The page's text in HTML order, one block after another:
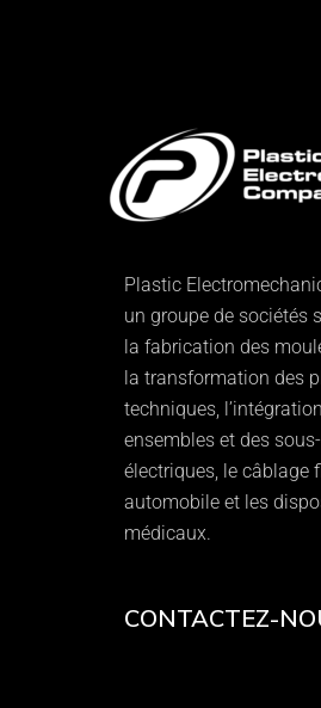
Plastic
un groupe de sociétés
la fabrication des
la transformation des
techniques,
ensembles et des
électriques, le câblage
automobile et les
médicaux.
CONTACTEZ-